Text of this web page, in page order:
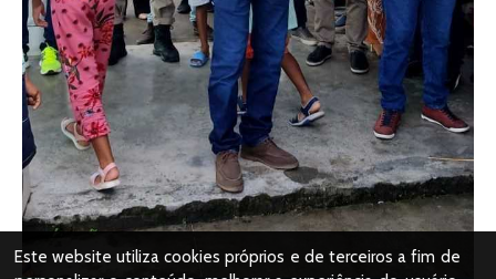
Este website utiliza cookies próprios e de terceiros a fim de